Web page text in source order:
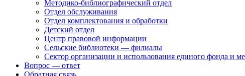
Методико-библиографический отдел
Отдел обслуживания
Отдел комплектования и обработки
Детский отдел
Центр правовой информации
Сельские библиотеки — филиалы
Сектор организации и использования единого фонда и
Вопрос — ответ
Обратная связь